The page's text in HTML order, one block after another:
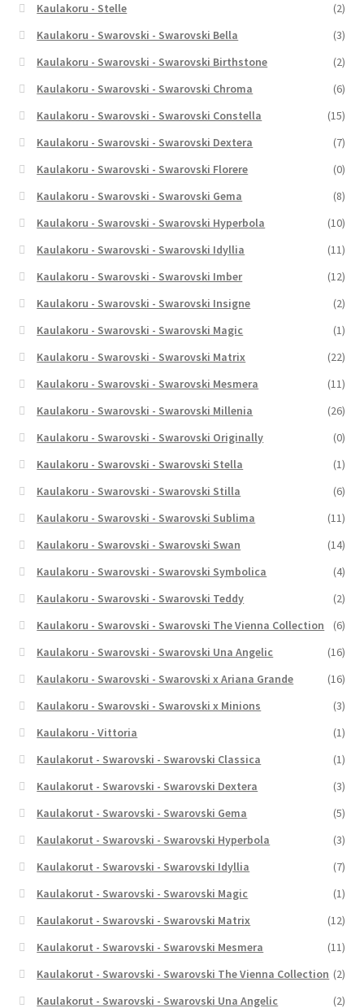
Kaulakoru - Stelle
(2)
Kaulakoru - Swarovski - Swarovski Bella
(3)
Kaulakoru - Swarovski - Swarovski Birthstone
(2)
Kaulakoru - Swarovski - Swarovski Chroma
(6)
Kaulakoru - Swarovski - Swarovski Constella
(15)
Kaulakoru - Swarovski - Swarovski Dextera
(7)
Kaulakoru - Swarovski - Swarovski Florere
(0)
Kaulakoru - Swarovski - Swarovski Gema
(8)
Kaulakoru - Swarovski - Swarovski Hyperbola
(10)
Kaulakoru - Swarovski - Swarovski Idyllia
(11)
Kaulakoru - Swarovski - Swarovski Imber
(12)
Kaulakoru - Swarovski - Swarovski Insigne
(2)
Kaulakoru - Swarovski - Swarovski Magic
(1)
Kaulakoru - Swarovski - Swarovski Matrix
(22)
Kaulakoru - Swarovski - Swarovski Mesmera
(11)
Kaulakoru - Swarovski - Swarovski Millenia
(26)
Kaulakoru - Swarovski - Swarovski Originally
(0)
Kaulakoru - Swarovski - Swarovski Stella
(1)
Kaulakoru - Swarovski - Swarovski Stilla
(6)
Kaulakoru - Swarovski - Swarovski Sublima
(11)
Kaulakoru - Swarovski - Swarovski Swan
(14)
Kaulakoru - Swarovski - Swarovski Symbolica
(4)
Kaulakoru - Swarovski - Swarovski Teddy
(2)
Kaulakoru - Swarovski - Swarovski The Vienna Collection
(6)
Kaulakoru - Swarovski - Swarovski Una Angelic
(16)
Kaulakoru - Swarovski - Swarovski x Ariana Grande
(16)
Kaulakoru - Swarovski - Swarovski x Minions
(3)
Kaulakoru - Vittoria
(1)
Kaulakorut - Swarovski - Swarovski Classica
(1)
Kaulakorut - Swarovski - Swarovski Dextera
(3)
Kaulakorut - Swarovski - Swarovski Gema
(5)
Kaulakorut - Swarovski - Swarovski Hyperbola
(3)
Kaulakorut - Swarovski - Swarovski Idyllia
(7)
Kaulakorut - Swarovski - Swarovski Magic
(1)
Kaulakorut - Swarovski - Swarovski Matrix
(12)
Kaulakorut - Swarovski - Swarovski Mesmera
(11)
Kaulakorut - Swarovski - Swarovski The Vienna Collection (2)
Kaulakorut - Swarovski - Swarovski Una Angelic
(2)